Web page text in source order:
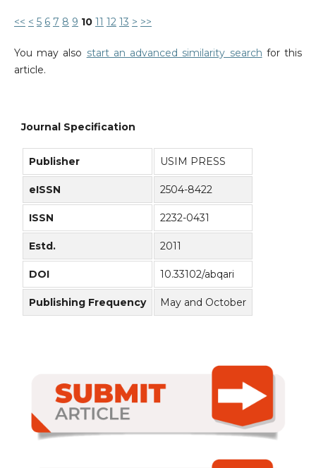
<< < 5 6 7 8 9 10 11 12 13 > >>
You may also start an advanced similarity search for this
article.
Journal Specification
Publisher USIM PRESS
eISSN 2504-8422
ISSN 2232-0431
Estd. 2011
DOI 10.33102/abqari
Publishing Frequency May and October